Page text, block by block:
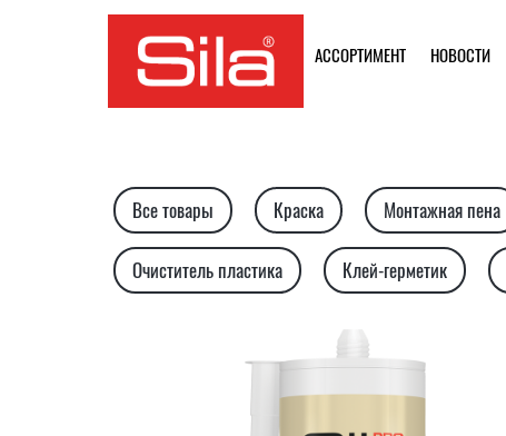
АССОРТИМЕНТ НОВОСТИ
Все товары Краска Монтажная пена
Очиститель пластика Клей-герметик